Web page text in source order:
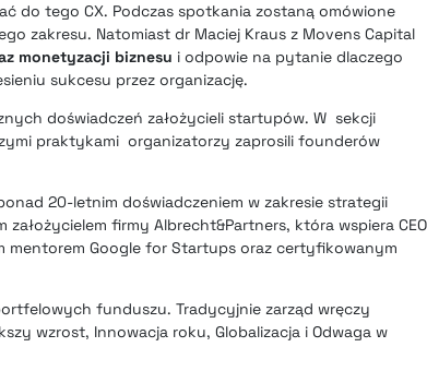
do tego CX. Podczas spotkania zostaną omówione
zakresu. Natomiast dr Maciej Kraus z Movens Capital
monetyzacji biznesu i odpowie na pytanie dlaczego
sukcesu przez organizację.
doświadczeń założycieli startupów. W sekcji
praktykami organizatorzy zaprosili founderów
20-letnim doświadczeniem w zakresie strategii
firmy Albrecht&Partners, która wspiera
mentorem Google for Startups oraz certyfikowanym
funduszu. Tradycyjnie zarząd wręczy
wzrost, Innowacja roku, Globalizacja i Odwaga w